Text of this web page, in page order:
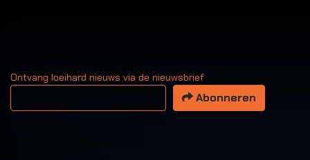
Ontvang loeihard nieuws via de nieuwsbrief
Uw email adres
Abonneren